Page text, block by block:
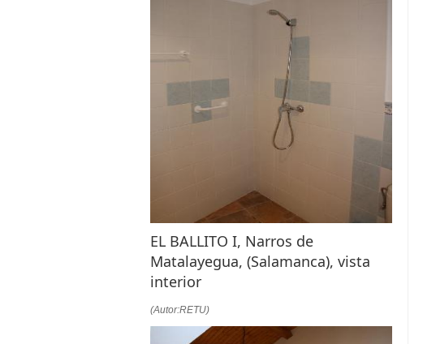
EL BALLITO I, Narros de
Matalayegua, (Salamanca), vista
interior
(Autor:RETU)